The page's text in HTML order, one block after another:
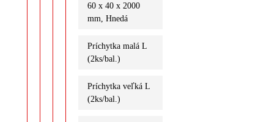
60 x 40 x 2000
mm, Hnedá
Príchytka malá L
(2ks/bal.)
Príchytka veľká L
(2ks/bal.)